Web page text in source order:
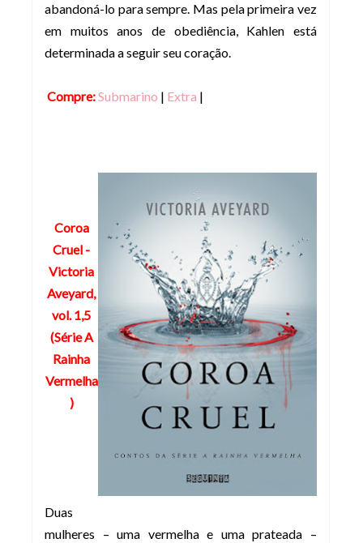
abandoná-lo para sempre. Mas pela primeira vez
em muitos anos de obediência, Kahlen está
determinada a seguir seu coração.
Compre:Submarino | Extra |
Coroa
Cruel -
Victoria
Aveyard,
vol. 1,5
(Série A
Rainha
Vermelha
)
Duas
mulheres – uma vermelha e uma prateada –